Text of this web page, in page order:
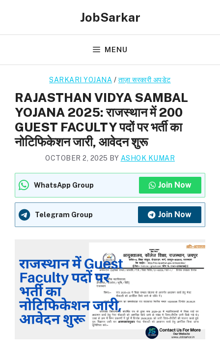
JobSarkar
MENU
SARKARI YOJANA / ताज़ा सरकारी अपडेट
RAJASTHAN VIDYA SAMBAL
YOJANA 2025: राजस्थान में 200
GUEST FACULTY पदों पर भर्ती का
नोटिफिकेशन जारी, आवेदन शुरू
OCTOBER 2, 2025 BY ASHOK KUMAR
WhatsApp Group Join Now
Telegram Group Join Now